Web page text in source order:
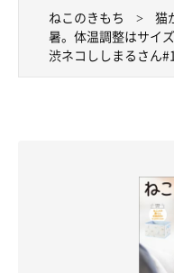
ねこのきもち 猫
暑。体温調整はサイ
渋ネコししまるさん